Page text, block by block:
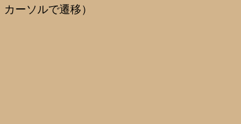
ーソルで遷移）